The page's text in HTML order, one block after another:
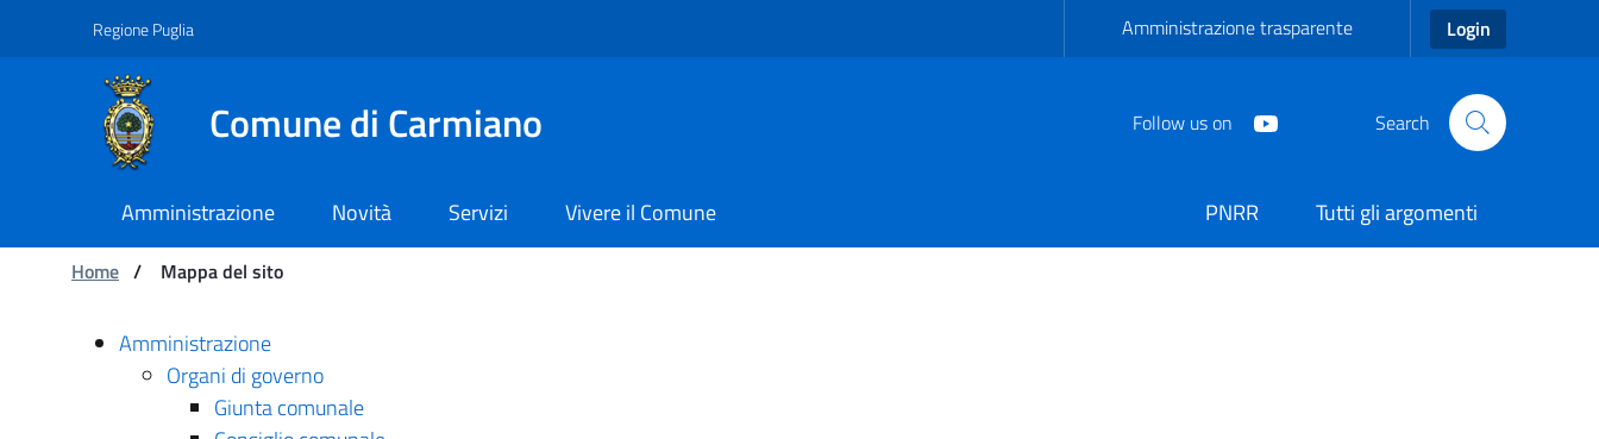
Navigation
Skip to ContentRegione Puglia Amministrazione trasparente Login
Comune di Carmiano Follow us on Search
Amministrazione Novità Servizi Vivere il Comune PNRR
Tutti gli argomenti
You are:
Home / Mappa del sito
Mappa del sito - Comune di Carmiano
Amministrazione
Organi di governo
Giunta comunale